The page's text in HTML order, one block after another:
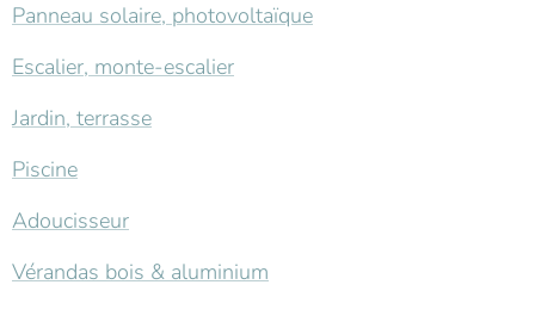
Panneau solaire, photovoltaïque
Escalier, monte-escalier
Jardin, terrasse
Piscine
Adoucisseur
Vérandas bois & aluminium